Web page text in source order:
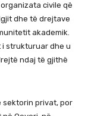
civile që
dhe të drejtave
akademik.
i strukturuar dhe u
ndaj të gjithë
sektorin privat, por